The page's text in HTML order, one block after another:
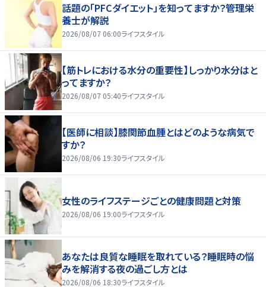
話題の「PFCダイエット」を知ってますか？管理栄
養士が解説
2026/08/07 06:00ライフスタイル
【筋トレにおける水分の重要性】しっかり水分はと
ってますか？
2026/08/07 05:40ライフスタイル
【医師に相談】膝関節血腫とはどのような病気で
すか？
2026/08/06 19:30ライフスタイル
女性のライフステージごとの健康問題と対策
2026/08/06 19:00ライフスタイル
あなたは良質な睡眠を取れている？睡眠時の悩
みを解消する夜の過ごし方とは
2026/08/06 18:30ライフスタイル